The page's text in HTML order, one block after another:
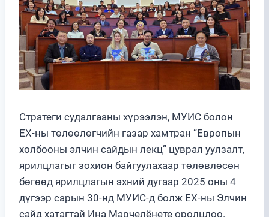
Стратеги судалгааны хүрээлэн, МУИС болон
ЕХ-ны төлөөлөгчийн газар хамтран “Европын
холбооны элчин сайдын лекц” цуврал уулзалт,
ярилцлагыг зохион байгуулахаар төлөвлөсөн
бөгөөд ярилцлагын эхний дугаар 2025 оны 4
дүгээр сарын 30-нд МУИС-д болж ЕХ-ны Элчин
сайд хатагтай Ина Марчелёнете оролцлоо.